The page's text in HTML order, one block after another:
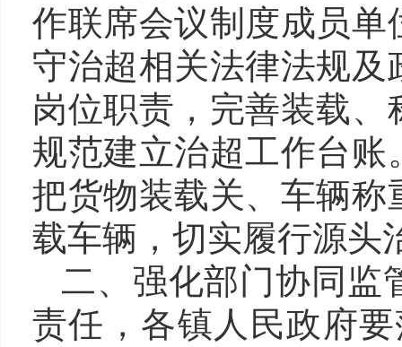
作联席会议制度成员
守治超相关法律法规
岗位职责，完善装载
规范建立治超工作台
把货物装载关、车辆
载车辆，切实履行源头
二、强化部门协同监
责任，各镇 人民政府